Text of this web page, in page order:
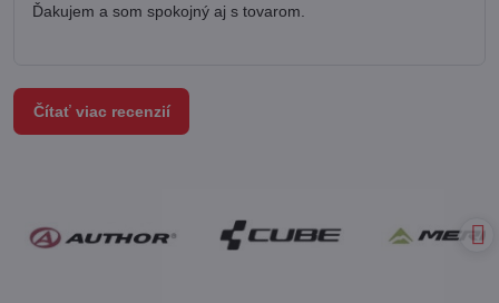
Ďakujem a som spokojný aj s tovarom.
Čítať viac recenzií